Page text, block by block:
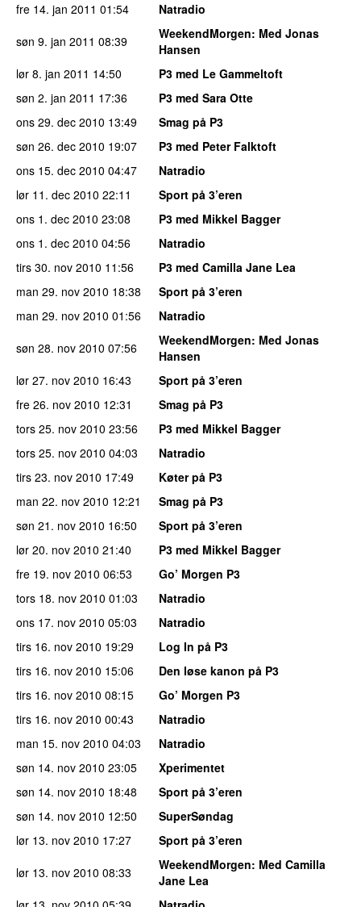
fre 14. jan 2011 01:54
Natradio
søn 9. jan 2011 08:39 WeekendMorgen: Med Jonas
Hansen
lør 8. jan 2011 14:50
P3 med Le Gammeltoft
søn 2. jan 2011 17:36
P3 med Sara Otte
ons 29. dec 2010 13:49
Smag på P3
søn 26. dec 2010 19:07
P3 med Peter Falktoft
ons 15. dec 2010 04:47
Natradio
lør 11. dec 2010 22:11
Sport på 3’eren
ons 1. dec 2010 23:08
P3 med Mikkel Bagger
ons 1. dec 2010 04:56
Natradio
tirs 30. nov 2010 11:56
P3 med Camilla Jane Lea
man 29. nov 2010 18:38
Sport på 3’eren
man 29. nov 2010 01:56
Natradio
søn 28. nov 2010 07:56 WeekendMorgen: Med Jonas
Hansen
lør 27. nov 2010 16:43
Sport på 3’eren
fre 26. nov 2010 12:31
Smag på P3
tors 25. nov 2010 23:56
P3 med Mikkel Bagger
tors 25. nov 2010 04:03
Natradio
tirs 23. nov 2010 17:49
Køter på P3
man 22. nov 2010 12:21
Smag på P3
søn 21. nov 2010 16:50
Sport på 3’eren
lør 20. nov 2010 21:40
P3 med Mikkel Bagger
fre 19. nov 2010 06:53
Go’ Morgen P3
tors 18. nov 2010 01:03
Natradio
ons 17. nov 2010 05:03
Natradio
tirs 16. nov 2010 19:29
Log In på P3
tirs 16. nov 2010 15:06
Den løse kanon på P3
tirs 16. nov 2010 08:15
Go’ Morgen P3
tirs 16. nov 2010 00:43
Natradio
man 15. nov 2010 04:03
Natradio
søn 14. nov 2010 23:05
Xperimentet
søn 14. nov 2010 18:48
Sport på 3’eren
søn 14. nov 2010 12:50
SuperSøndag
lør 13. nov 2010 17:27
Sport på 3’eren
lør 13. nov 2010 08:33 WeekendMorgen: Med Camilla
Jane Lea